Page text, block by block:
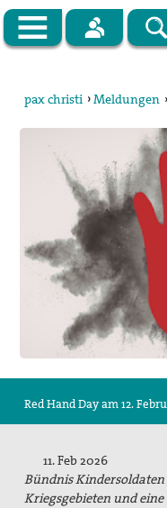
Vor Ort
Themen
Kampagnen
Publikationen
Kontakt
Impressum
Suche
pax christi ›Meldungen
Red Hand Day am 12.
11. Feb 2026
Bündnis
Kriegsgebieten und